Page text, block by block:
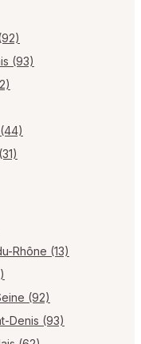
(93)
Rhône (13)
(92)
Denis (93)